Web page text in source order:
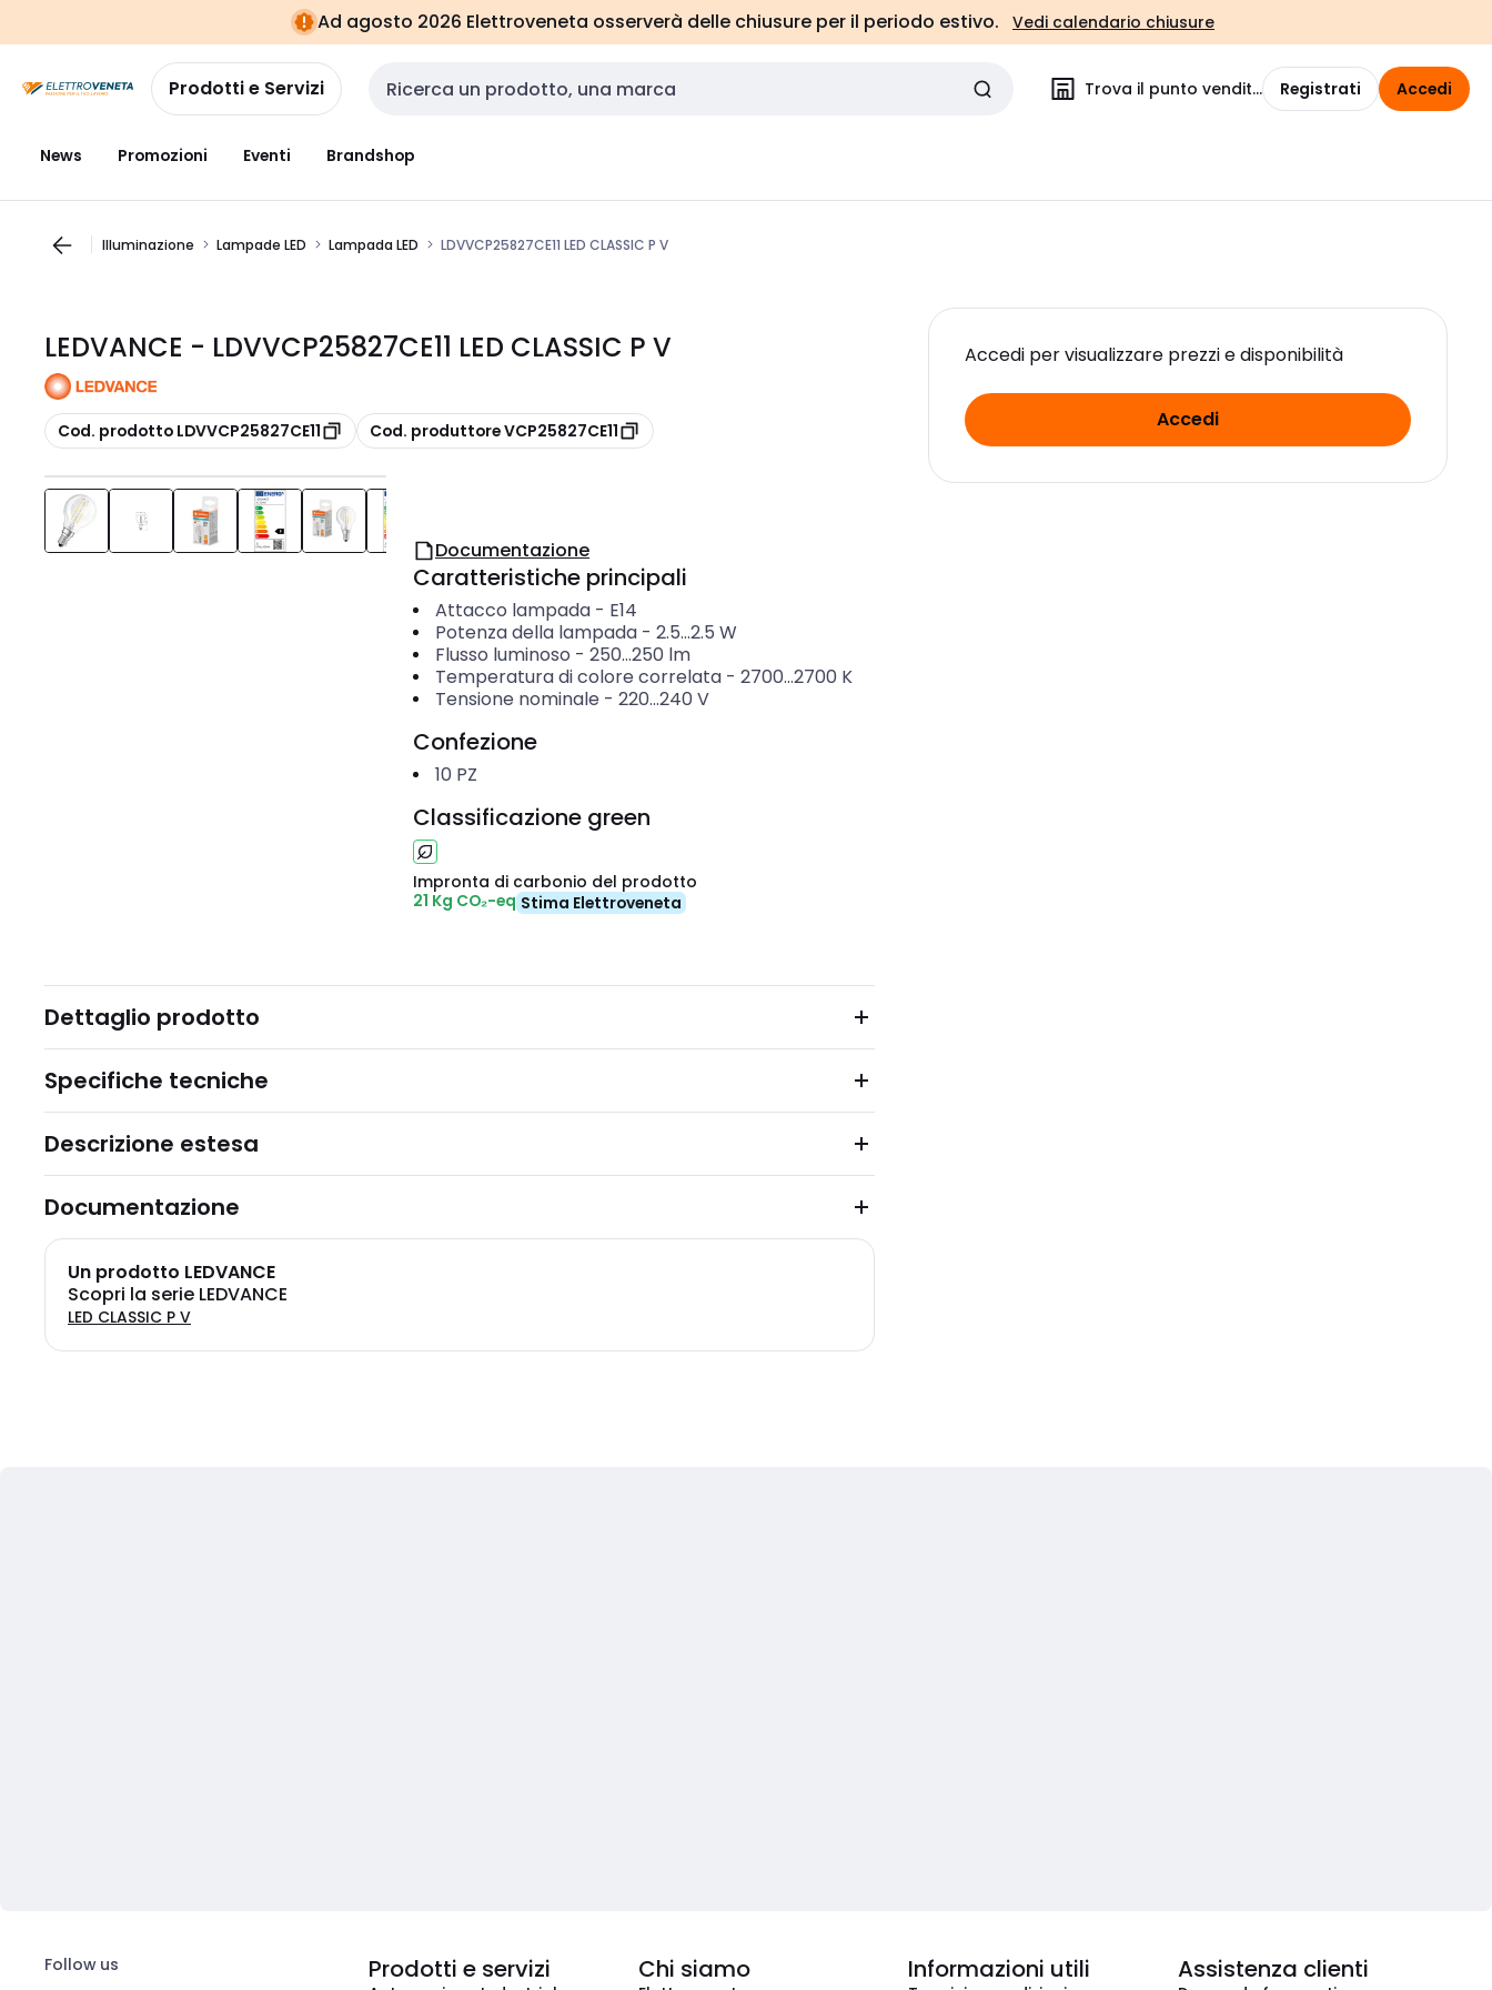
navigazionealla
pagina
Ad agosto 2026 Elettroveneta osserverà delle chiusure per il periodo estivo. Vedi calendario chiusure
Prodotti e Servizi Cerca input Trova il punto vendita Registrati Accedi
News Promozioni Eventi Brandshop
Illuminazione Lampade LED Lampada LED LDVVCP25827CE11 LED CLASSIC P V
LEDVANCE - LDVVCP25827CE11 LED CLASSIC P V
copia
Cod. prodotto LDVVCP25827CE11 copia
Cod. produttore VCP25827CE11
Accedi per visualizzare prezzi e disponibilità
Accedi
Documentazione
Caratteristiche principali
Attacco lampada- E14
Potenza della lampada- 2.5...2.5 W
Flusso luminoso - 250...250 lm
Temperatura di colore correlata- 2700...2700 K
Tensione nominale - 220...240 V
Confezione
10 PZ
Classificazione green
Impronta di carbonio del prodotto
21 Kg CO₂-eq Stima Elettroveneta
Dettaglio prodotto
Specifiche tecniche
Descrizione estesa
Documentazione
Un prodotto LEDVANCE
Scopri la serie LEDVANCE
LED CLASSIC P V
Follow us Prodotti e servizi Chi siamo Informazioni utili Assistenza clienti